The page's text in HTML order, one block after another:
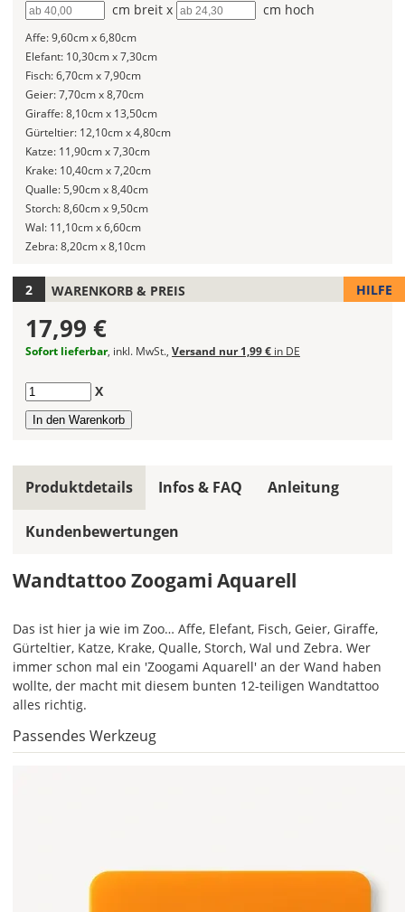
Du
die
Größe
Deines
Wandtattoos
festlegen.
Die
jeweils
voreingestellte
Größe
zeigt
die
erforderliche
Mindestgröße.
Soll
das
Wandtattoo
werden?
Bild
das
Wandtattoo
werden?
Bild
Breite cm breit x Höhe cm hoch
Affe:9,60cm x 6,80cm
Elefant: 10,30cm x 7,30cm
Fisch:6,70cm x 7,90cm
Geier:7,70cm x 8,70cm
Giraffe:8,10cm x 13,50cm
Gürteltier: 12,10cm x 4,80cm
Katze: 11,90cm x 7,30cm
Krake: 10,40cm x 7,20cm
Qualle:5,90cm x 8,40cm
Storch:8,60cm x 9,50cm
Wal: 11,10cm x 6,60cm
Zebra:8,20cm x 8,10cm
WARENKORB & PREIS HILFE
17,99 €
Sofort lieferbar, inkl. MwSt., Versand nur 1,99 € in DE
Anzahl X
Produktdetails
Wandtattoo Zoogami Aquarell
Passendes Werkzeug
Das ist hier ja wie im Zoo… Affe, Elefant, Fisch, Geier, Giraffe,
Gürteltier, Katze, Krake, Qualle, Storch, Wal und Zebra. Wer
immer schon mal ein 'Zoogami Aquarell' an der Wand haben
wollte, der macht mit diesem bunten 12-teiligen Wandtattoo
alles richtig.
Infos & FAQ Anleitung
Kundenbewertungen